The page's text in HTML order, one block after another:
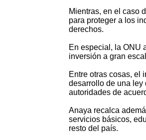
Mientras, en el caso
para proteger a los
derechos.
En especial, la ONU
inversión a gran
Entre otras cosas, el
desarrollo de una ley
autoridades de
Anaya recalca
servicios básicos,
resto del país.